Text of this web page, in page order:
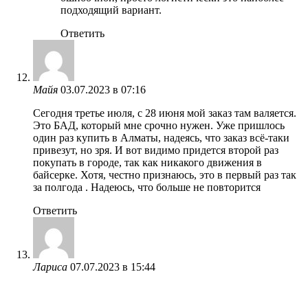
подходящий вариант.
Ответить
Майя 03.07.2023 в 07:16
Сегодня третье июля, с 28 июня мой заказ там валяется.
Это БАД, который мне срочно нужен. Уже пришлось
один раз купить в Алматы, надеясь, что заказ всё-таки
привезут, но зря. И вот видимо придется второй раз
покупать в городе, так как никакого движения в
байсерке. Хотя, честно признаюсь, это в первый раз так
за полгода . Надеюсь, что больше не повторится
Ответить
Лариса 07.07.2023 в 15:44